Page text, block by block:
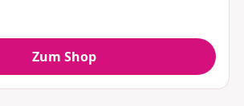
Zum Shop